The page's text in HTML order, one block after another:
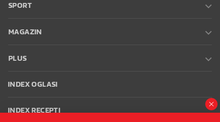
SPORT
MAGAZIN
PLUS
INDEX OGLASI
INDEX RECEPTI